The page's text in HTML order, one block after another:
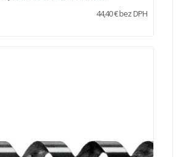
44,40 € bez DPH